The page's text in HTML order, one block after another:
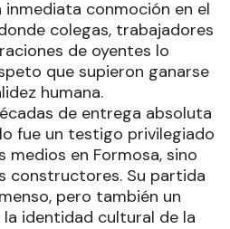
conmoción en el
colegas, trabajadores
de oyentes lo
que supieron ganarse
humana.
de entrega absoluta
fue un testigo privilegiado
en Formosa, sino
constructores. Su partida
pero también un
identidad cultural de la